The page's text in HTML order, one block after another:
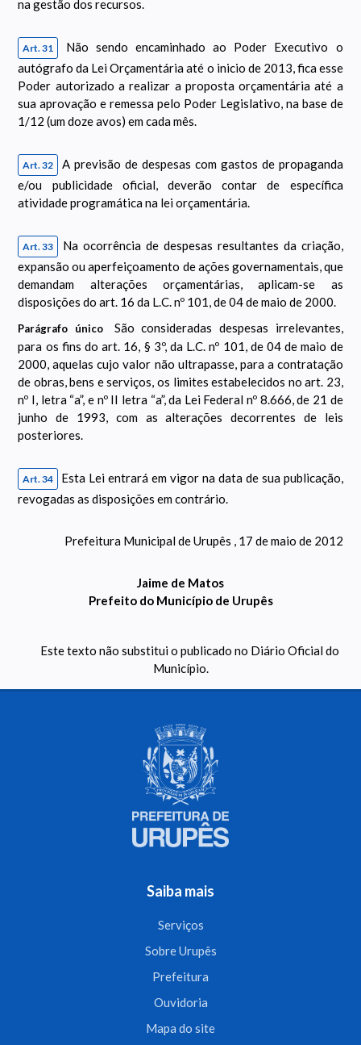
na gestão dos recursos.
Art. 31
Não sendo encaminhado ao Poder Executivo o
autógrafo da Lei Orçamentária até o inicio de 2013, fica esse
Poder autorizado a realizar a proposta orçamentária até a
sua aprovação e remessa pelo Poder Legislativo, na base de
1/12 (um doze avos) em cada mês.
Art. 32
A previsão de despesas com gastos de propaganda
e/ou publicidade oficial, deverão contar de específica
atividade programática na lei orçamentária.
Art. 33
Na ocorrência de despesas resultantes da criação,
expansão ou aperfeiçoamento de ações governamentais, que
demandam alterações orçamentárias, aplicam-se as
disposições do art. 16 da L.C. nº 101, de 04 de maio de 2000.
Parágrafo único
São consideradas despesas irrelevantes,
para os fins do art. 16, § 3º, da L.C. nº 101, de 04 de maio de
2000, aquelas cujo valor não ultrapasse, para a contratação
de obras, bens e serviços, os limites estabelecidos no art. 23,
nº I, letra “a”, e nº II letra “a”, da Lei Federal nº 8.666, de 21 de
junho de 1993, com as alterações decorrentes de leis
posteriores.
Art. 34
Esta Lei entrará em vigor na data de sua publicação,
revogadas as disposições em contrário.
Prefeitura Municipal de Urupês , 17 de maio de 2012
Jaime de Matos
Prefeito do Município de Urupês
Este texto não substitui o publicado no Diário Oficial do
Município.
Saiba mais
Serviços
Sobre Urupês
Prefeitura
Ouvidoria
Mapa do site